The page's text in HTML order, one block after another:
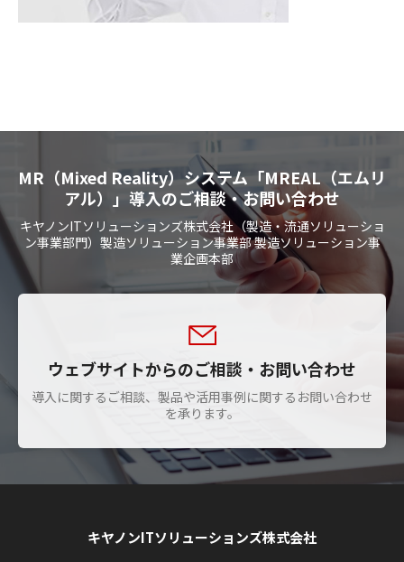
MR（Mixed Reality）システム「MREAL（エムリ
アル）」導入のご相談・お問い合わせ
キヤノンITソリューションズ株式会社（製造・流通ソリューショ
ン事業部門）製造ソリューション事業部 製造ソリューション事
業企画本部
ウェブサイトからのご相談・お問い合わせ
導入に関するご相談、製品や活用事例に関するお問い合わせ
を承ります。
キヤノンITソリューションズ株式会社